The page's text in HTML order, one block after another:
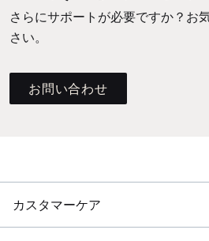
さらにサポートが必要ですか？お
さい。
お問い合わせ
カスタマーケア